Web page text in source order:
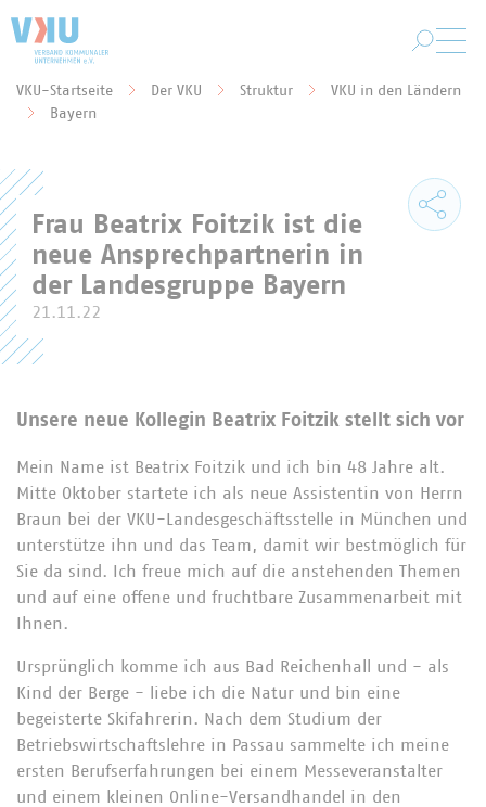
Sie befinden sich hier:
VKU-Startseite Der VKU Struktur
VKU in den Ländern
Bayern
Frau Beatrix Foitzik ist die
neue Ansprechpartnerin in
der Landesgruppe Bayern
21.11.22
Unsere neue Kollegin Beatrix Foitzik stellt sich vor
Mein Name ist Beatrix Foitzik und ich bin 48 Jahre alt.
Mitte Oktober startete ich als neue Assistentin von Herrn
Braun bei der VKU-Landesgeschäftsstelle in München und
unterstütze ihn und das Team, damit wir bestmöglich für
Sie da sind. Ich freue mich auf die anstehenden Themen
und auf eine offene und fruchtbare Zusammenarbeit mit
Ihnen.
Ursprünglich komme ich aus Bad Reichenhall und - als
Kind der Berge - liebe ich die Natur und bin eine
begeisterte Skifahrerin. Nach dem Studium der
Betriebswirtschaftslehre in Passau sammelte ich meine
ersten Berufserfahrungen bei einem Messeveranstalter
und einem kleinen Online-Versandhandel in den